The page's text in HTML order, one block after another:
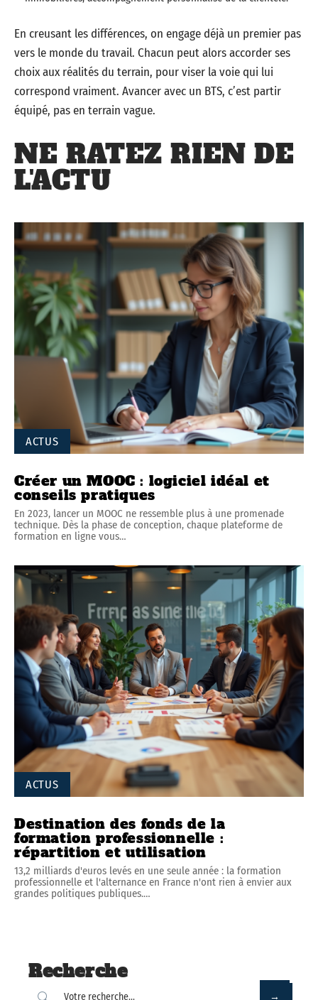
En creusant les différences, on engage déjà un premier pas
vers le monde du travail. Chacun peut alors accorder ses
choix aux réalités du terrain, pour viser la voie qui lui
correspond vraiment. Avancer avec un BTS, c’est partir
équipé, pas en terrain vague.
NE RATEZ RIEN DE
L'ACTU
ACTUS
Créer un MOOC : logiciel idéal et
conseils pratiques
En 2023, lancer un MOOC ne ressemble plus à une promenade
technique. Dès la phase de conception, chaque plateforme de
formation en ligne vous…
ACTUS
Destination des fonds de la
formation professionnelle :
répartition et utilisation
13,2 milliards d'euros levés en une seule année : la formation
professionnelle et l'alternance en France n'ont rien à envier aux
grandes politiques publiques.…
Recherche